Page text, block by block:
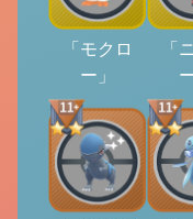
「モクロ
ー」
「